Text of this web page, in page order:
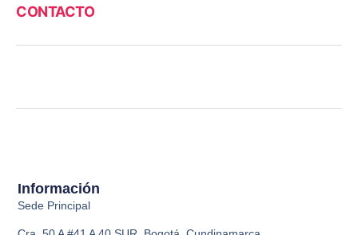
CONTACTO
Información
Sede Principal